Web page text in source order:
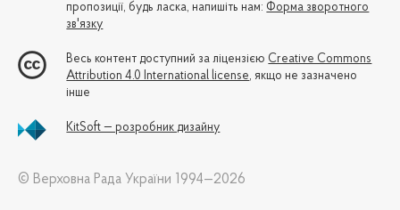
пропозиції, будь ласка, напишіть нам: Форма зворотного
зв'язку
Весь контент доступний за ліцензією Creative Commons
Attribution 4.0 International license, якщо не зазначено
інше
KitSoft — розробник дизайну
© Верховна Рада України 1994—2026